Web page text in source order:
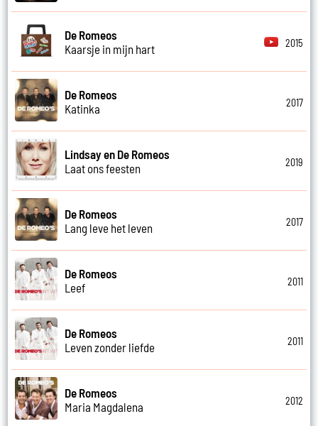
De Romeos
Kaarsje in mijn hart
2015
De Romeos
Katinka
2017
Lindsay en De Romeos
Laat ons feesten
2019
De Romeos
Lang leve het leven
2017
De Romeos
Leef
2011
De Romeos
Leven zonder liefde
2011
De Romeos
Maria Magdalena
2012